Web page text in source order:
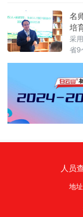
贡
名
培
采
省9
人员
地